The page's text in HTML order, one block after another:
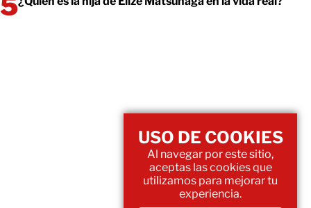
USO DE COOKIES
Al navegar por este sitio,
aceptas las cookies que
utilizamos para mejorar tu
experiencia.